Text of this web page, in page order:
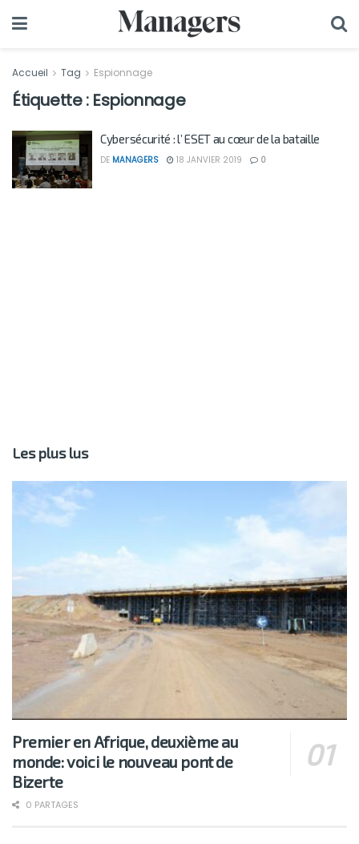
Accueil Tag Espionnage
Étiquette : Espionnage
Cybersécurité : l’ ESET au cœur de la bataille
DE MANAGERS 18 JANVIER 2019 0
Les plus lus
Premier en Afrique, deuxième au
monde: voici le nouveau pont de
Bizerte
0 PARTAGES